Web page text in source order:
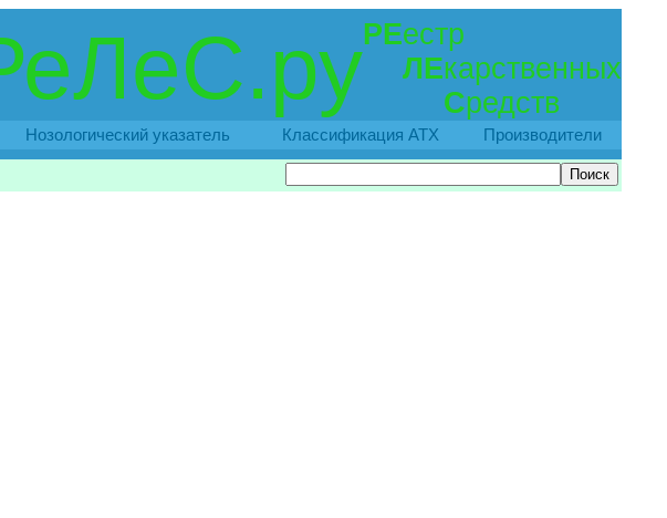
РЕестр
ЛЕкарственных
Средств
Нозологический указатель Классификация АТХ Производители